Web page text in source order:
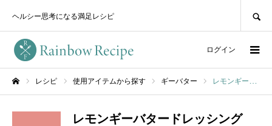
ヘルシー思考になる満足レシピ
ログイン
レシピ 使用アイテムから探す ギーバター レモンギーバタードレッシング
レモンギーバタードレッシング